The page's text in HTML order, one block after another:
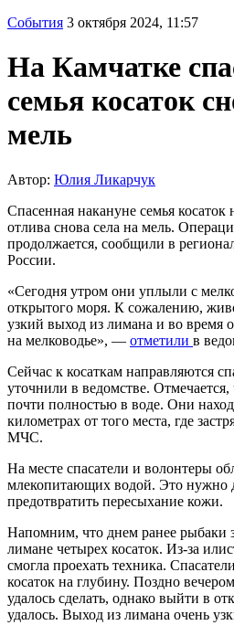
События 3 октября 2024, 11:57
На Камчатке
семья косаток
мель
Автор: Юлия Ликарчук
Спасенная накануне семья косаток
отлива снова села на мель.
продолжается, сообщили в
России.
«Сегодня утром они уплыли с
открытого моря. К сожалению,
узкий выход из лимана и во время
на мелководье», — отметили в
Сейчас к косаткам направляются
уточнили в ведомстве.
почти полностью в воде. Они
километрах от того места, где
МЧС.
На месте спасатели и волонтеры
млекопитающих водой. Это нужно
предотвратить пересыхание кожи.
Напомним, что днем ранее рыбаки
лимане четырех косаток. Из-за
смогла проехать техника.
косаток на глубину. Поздно
удалось сделать, однако выйти в
удалось. Выход из лимана очень